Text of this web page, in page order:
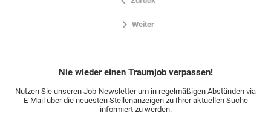
Weiter
Nie wieder einen Traumjob verpassen!
Nutzen Sie unseren Job-Newsletter um in regelmäßigen Abständen via
E-Mail über die neuesten Stellenanzeigen zu Ihrer aktuellen Suche
informiert zu werden.